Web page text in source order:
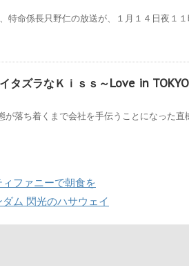
特命係長只野仁の放送が、１月１４日夜１
タズラなＫｉｓｓ～Love in
が落ち着くまで会社を手伝うことになった直
ファニーで朝食を
ム 閃光のハサウェイ